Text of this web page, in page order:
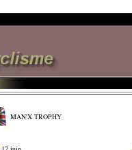
MAN'X TROPHY